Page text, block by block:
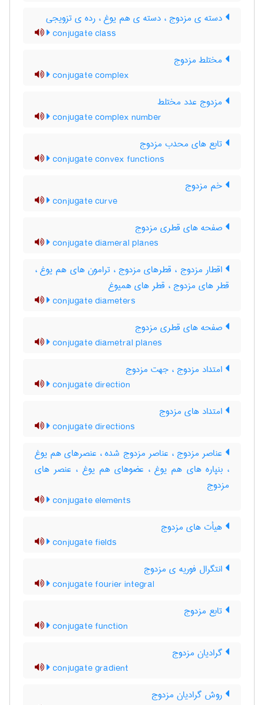
دسته ی مزدوج ، دسته ی هم یوغ ، رده ی تزویجی
conjugate class
مختلط مزدوج
conjugate complex
مزدوج عدد مختلط
conjugate complex number
تابع های محدب مزدوج
conjugate convex functions
خم مزدوج
conjugate curve
صفحه های قطری مزدوج
conjugate diameral planes
اقطار مزدوج ، قطرهای مزدوج ، ترامون های هم یوغ ،
قطر های مزدوج ، قطر های همیوغ
conjugate diameters
صفحه های قطری مزدوج
conjugate diametral planes
امتداد مزدوج ، جهت مزدوج
conjugate direction
امتداد های مزدوج
conjugate directions
عناصر مزدوج ، عناصر مزدوج شده ، عنصرهای هم یوغ
، بنپاره های هم یوغ ، عضوهای هم یوغ ، عنصر های
مزدوج
conjugate elements
هیأت های مزدوج
conjugate fields
انتگرال فوریه ی مزدوج
conjugate fourier integral
تابع مزدوج
conjugate function
گرادیان مزدوج
conjugate gradient
روش گرادیان مزدوج